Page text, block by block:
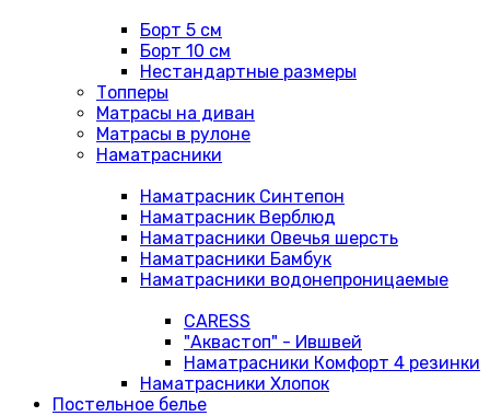
Борт 5 см
Борт 10 см
Нестандартные размеры
Топперы
Матрасы на диван
Матрасы в рулоне
Наматрасники
Наматрасник Синтепон
Наматрасник Верблюд
Наматрасники Овечья шерсть
Наматрасники Бамбук
Наматрасники водонепроницаемые
CARESS
"Аквастоп" - Ившвей
Наматрасники Комфорт 4 резинки
Наматрасники Хлопок
Постельное белье